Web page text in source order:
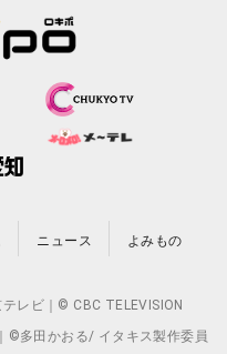
ニュース よみもの
レビ｜© CBC TELEVISION
©多田かおる/ イタキス製作委員